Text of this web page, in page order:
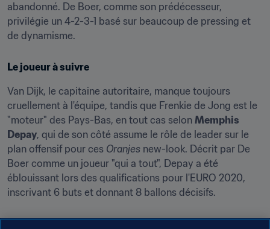
abandonné. De Boer, comme son prédécesseur,
privilégie un 4-2-3-1 basé sur beaucoup de pressing et
de dynamisme.
Le joueur à suivre
Van Dijk, le capitaine autoritaire, manque toujours
cruellement à l'équipe, tandis que Frenkie de Jong est le
"moteur" des Pays-Bas, en tout cas selon Memphis
Depay, qui de son côté assume le rôle de leader sur le
plan offensif pour ces Oranjes new-look. Décrit par De
Boer comme un joueur "qui a tout", Depay a été
éblouissant lors des qualifications pour l'EURO 2020,
inscrivant 6 buts et donnant 8 ballons décisifs.